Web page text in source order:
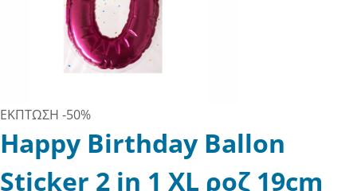
ΕΚΠΤΩΣΗ -50%
Happy Birthday Ballon
Sticker 2 in 1 XL ροζ 19cm